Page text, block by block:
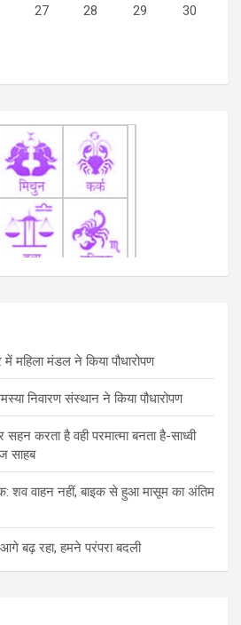
27 28 29
30
महिला मंडल ने किया पौधारोपण
निवारण संस्थान ने किया पौधारोपण
सहन करता है वही परमात्मा बनता है-साध्वी
साहब
शव वाहन नहीं, बाइक से हुआ मासूम का अंतिम
बढ़ रहा, हमने परंपरा बदली